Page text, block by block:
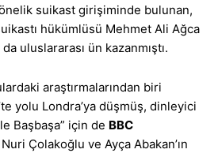
suikast girişiminde bulunan,
hükümlüsü Mehmet Ali Ağca
da uluslararası ün kazanmıştı.
araştırmalarından biri
yolu Londra’ya düşmüş, dinleyici
Başbaşa” için de BBC
Çolakoğlu ve Ayça Abakan’ın